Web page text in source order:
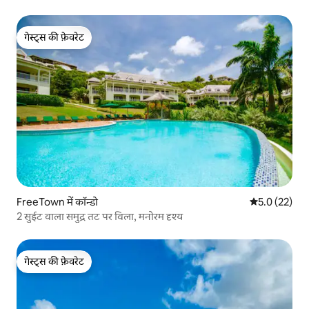
गेस्ट्स की फ़ेवरेट
गेस्ट्स की फ़ेवरेट
FreeTown में कॉन्डो औसत रेटिंग 5
5.0 (22)
2 सुईट वाला समुद्र तट पर विला, मनोरम दृश्य
गेस्ट्स की फ़ेवरेट
गेस्ट्स की फ़ेवरेट